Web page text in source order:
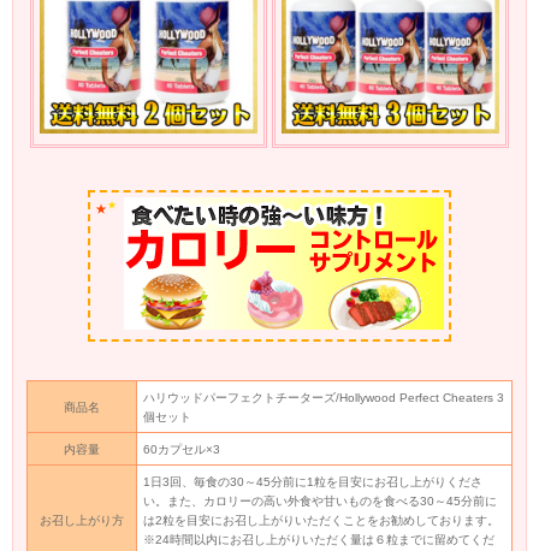
★ ★
商品名
ハリウッドパーフェクトチーターズ/Hollywood Perfect Cheaters 3
個セット
内容量 60カプセル×3
お召し上がり方
1日3回、毎食の30～45分前に1粒を目安にお召し上がりくださ
い。また、カロリーの高い外食や甘いものを食べる30～45分前に
は2粒を目安にお召し上がりいただくことをお勧めしております。
※24時間以内にお召し上がりいただく量は６粒までに留めてくだ